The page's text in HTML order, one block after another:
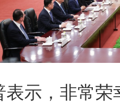
，非常荣